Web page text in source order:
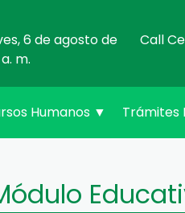
6 de agosto de
m.
Call
Humanos ▼ Trámites